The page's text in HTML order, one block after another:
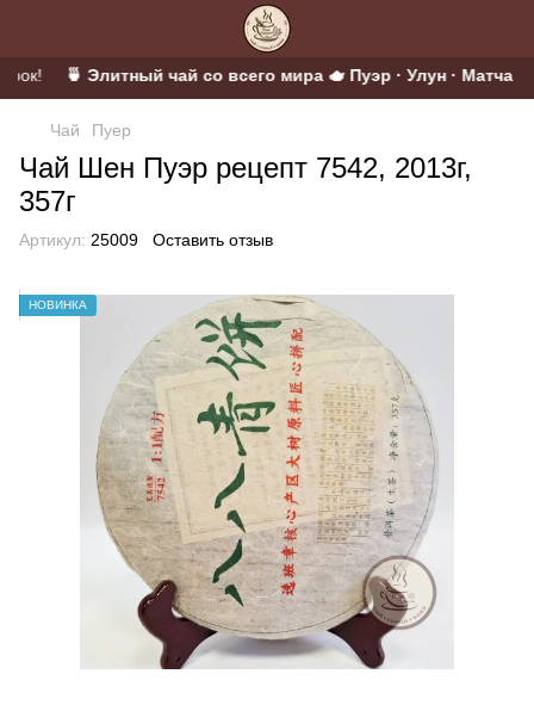
🍵 Элитный чай со всего мира 🫖 Пуэр · Улун · Матча ·
Чай Пуер
Чай Шен Пуэр рецепт 7542, 2013г,
357г
Артикул: 25009 Оставить отзыв
НОВИНКА